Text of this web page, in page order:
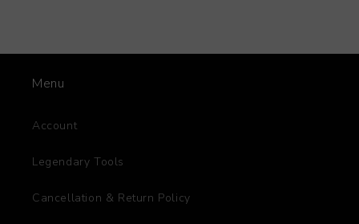
Menu
Account
Legendary Tools
Cancellation & Return Policy